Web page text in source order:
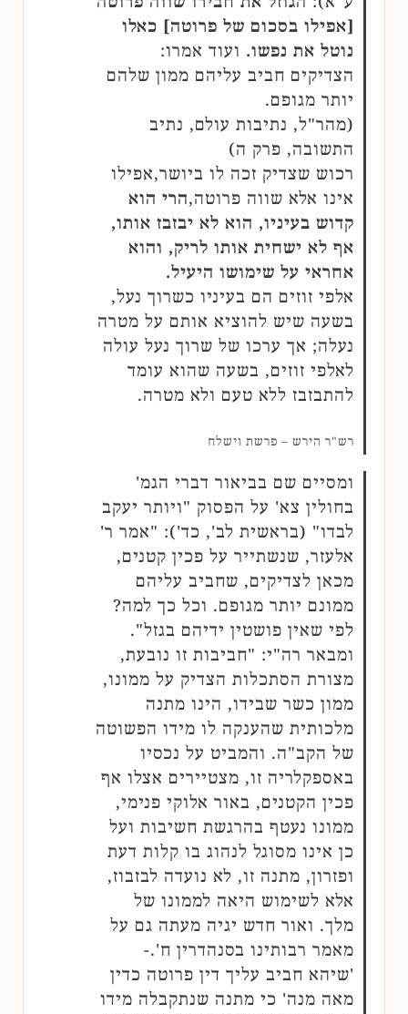
[אפילו בסכום של פרוטה] כאלו
נוטל את נפשו. ועוד אמרו:
הצדיקים חביב עליהם ממון שלהם
יותר מגופם.
(מהר"ל, נתיבות עולם, נתיב
התשובה, פרק ה)
רכוש שצדיק זכה לו ביושר,אפילו
אינו אלא שווה פרוטה,הרי הוא
קדוש בעיניו, הוא לא יבזבז אותו,
אף לא ישחית אותו לריק, והוא
אחראי על שימושו היעיל.
אלפי זוזים הם בעיניו כשרוך נעל,
בשעה שיש להוציא אותם על מטרה
נעלה; אך ערכו של שרוך נעל עולה
לאלפי זוזים, בשעה שהוא עומד
להתבזבז ללא טעם ולא מטרה.
רש"ר הירש – פרשת וישלח
ומסיים שם בביאור דברי הגמ'
בחולין צא' על הפסוק "ויותר יעקב
לבדו" (בראשית לב', כד'): "אמר ר'
אלעזר, שנשתייר על פכין קטנים,
מכאן לצדיקים, שחביב עליהם
ממונם יותר מגופם. וכל כך למה?
לפי שאין פושטין ידיהם בגזל".
ומבאר רה"י: "חביבות זו נובעת,
מצורת הסתכלות הצדיק על ממונו,
ממון כשר שבידו, הינו מתנה
מלכותית שהענקה לו מידו הפשוטה
של הקב"ה. והמביט על נכסיו
באספקלריה זו, מצטיירים אצלו אף
פכין הקטנים, באור אלוקי פנימי,
ממונו נעטף בהרגשת חשיבות ועל
כן אינו מסוגל לנהוג בו קלות דעת
ופזרון, מתנה זו, לא נועדה לבזבוז,
אלא לשימוש היאה לממונו של
מלך. ואור חדש יגיה מעתה גם על
מאמר רבותינו בסנהדרין ח'.-
'שיהא חביב עליך דין פרוטה כדין
מאה מנה' כי מתנה שנתקבלה מידו